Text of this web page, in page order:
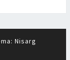
Nisarg